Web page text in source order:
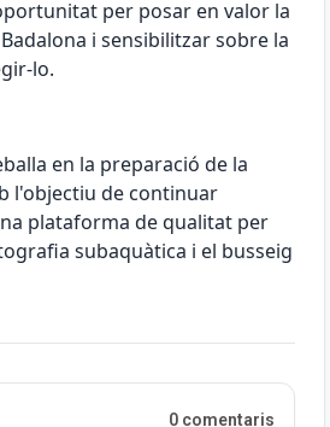
per posar en valor la
i sensibilitzar sobre la
lo.
en la preparació de la
l'objectiu de continuar
plataforma de qualitat per
subaquàtica i el busseig
0 comentaris